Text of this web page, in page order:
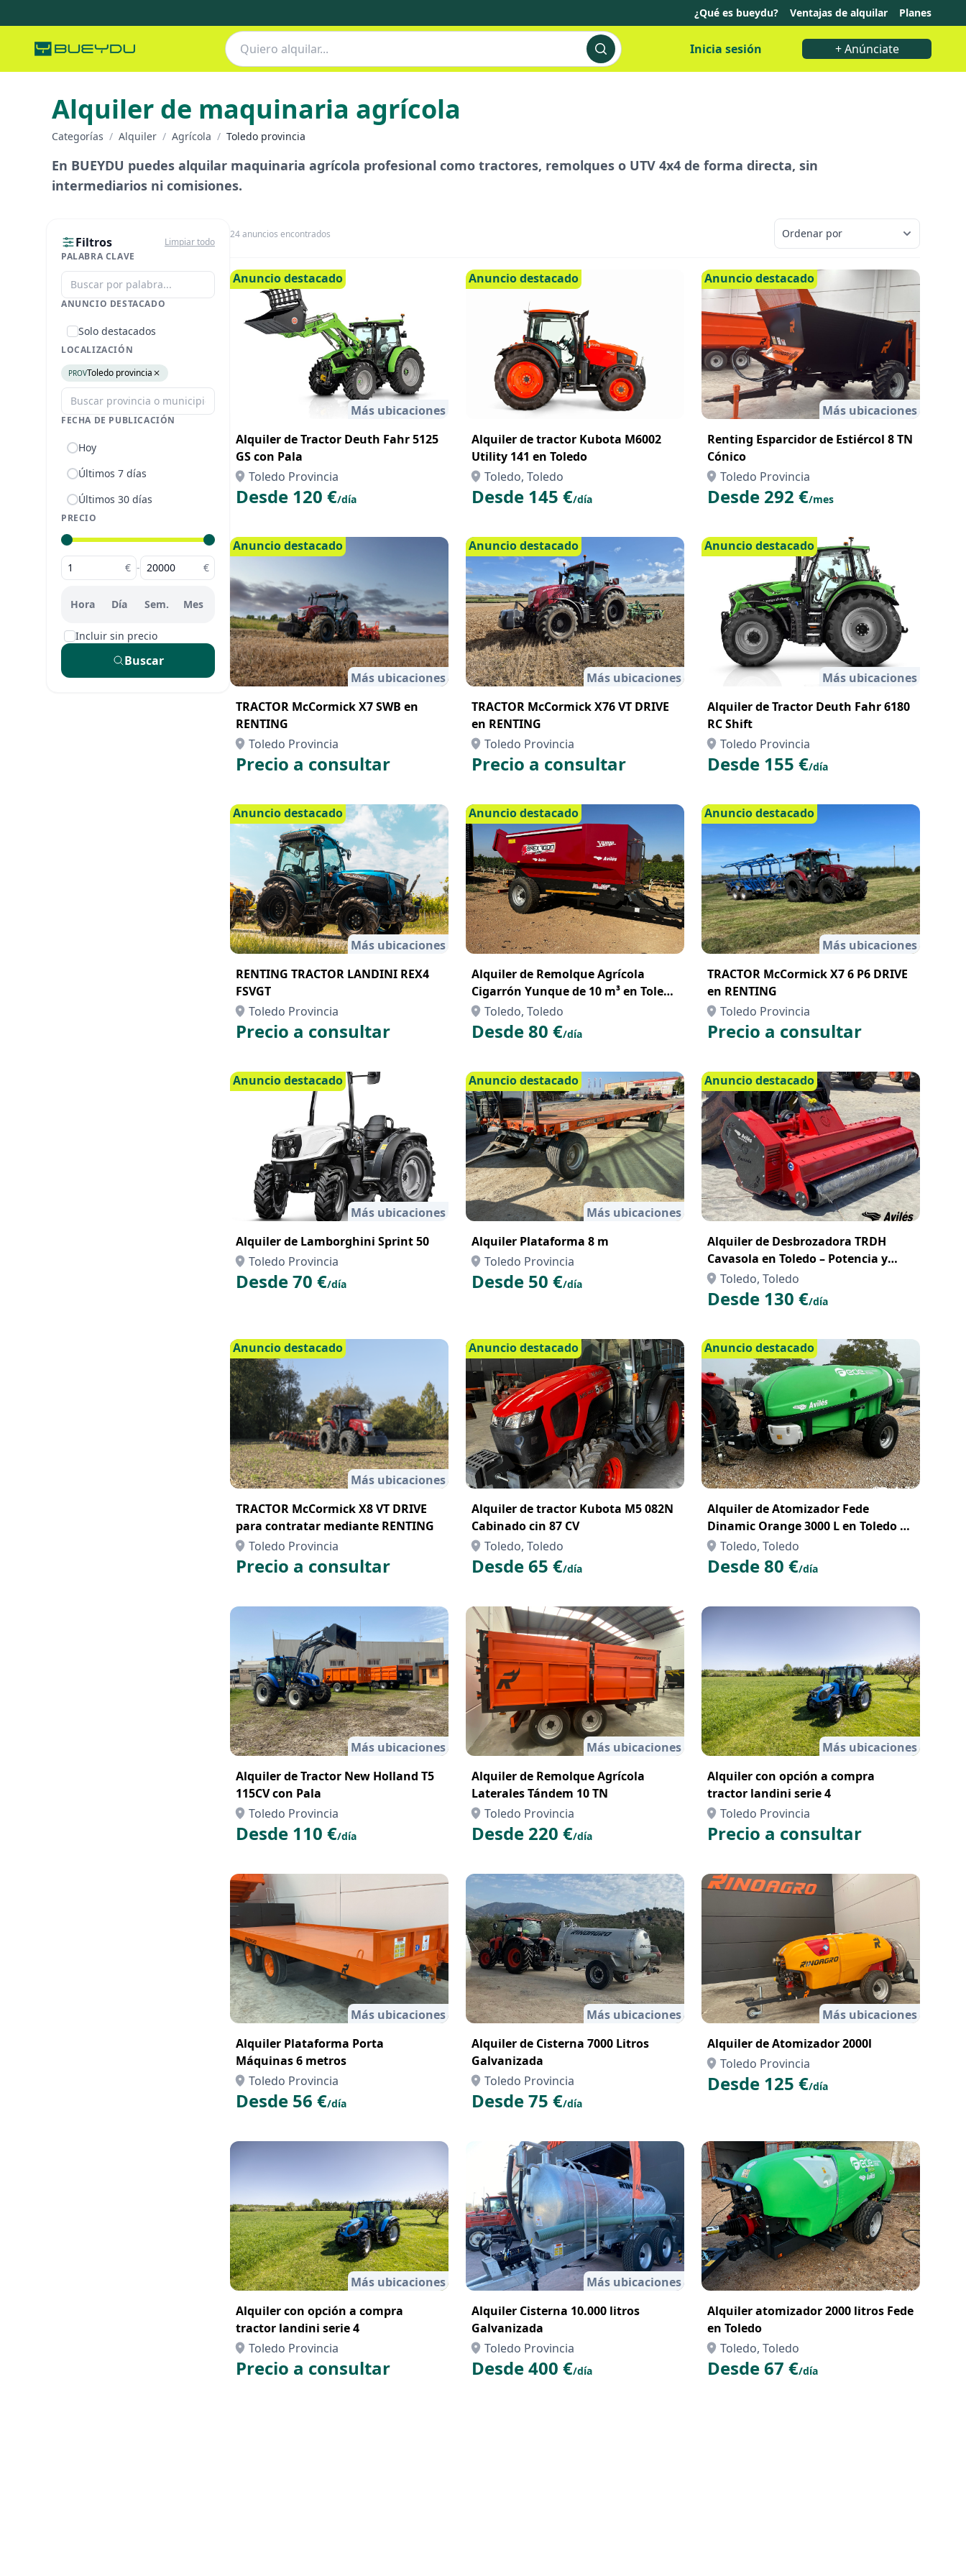
¿Qué es bueydu? Ventajas de alquilar Planes
Inicia sesión + Anúnciate
Alquiler de maquinaria agrícola
Categorías / Alquiler / Agrícola / Toledo provincia
En BUEYDU puedes alquilar maquinaria agrícola profesional como tractores, remolques o UTV 4x4 de forma directa, sin
intermediarios ni comisiones.
Filtros
Limpiar todo
PALABRA CLAVE
ANUNCIO DESTACADO
Solo destacados
LOCALIZACIÓN
PROVToledo provincia
FECHA DE PUBLICACIÓN
Hoy
Últimos 7 días
Últimos 30 días
PRECIO
€ - €
Hora Día Sem. Mes
Incluir sin precio
Buscar
24anuncios encontrados
Anuncio destacado
Más ubicaciones
Alquiler de Tractor Deuth Fahr 5125
GS con Pala
Toledo Provincia
Desde 120 €/día
Anuncio destacado
Alquiler de tractor Kubota M6002
Utility 141 en Toledo
Toledo, Toledo
Desde 145 €/día
Anuncio destacado
Más ubicaciones
Renting Esparcidor de Estiércol 8 TN
Cónico
Toledo Provincia
Desde 292 €/mes
Anuncio destacado
Más ubicaciones
TRACTOR McCormick X7 SWB en
RENTING
Toledo Provincia
Precio a consultar
Anuncio destacado
Más ubicaciones
TRACTOR McCormick X76 VT DRIVE
en RENTING
Toledo Provincia
Precio a consultar
Anuncio destacado
Más ubicaciones
Alquiler de Tractor Deuth Fahr 6180
RC Shift
Toledo Provincia
Desde 155 €/día
Anuncio destacado
Más ubicaciones
RENTING TRACTOR LANDINI REX4
FSVGT
Toledo Provincia
Precio a consultar
Anuncio destacado
Alquiler de Remolque Agrícola
Cigarrón Yunque de 10 m³ en Toledo
– Resistencia y Capacidad para el
Campo
Toledo, Toledo
Desde 80 €/día
Anuncio destacado
Más ubicaciones
TRACTOR McCormick X7 6 P6 DRIVE
en RENTING
Toledo Provincia
Precio a consultar
Anuncio destacado
Más ubicaciones
Alquiler de Lamborghini Sprint 50
Toledo Provincia
Desde 70 €/día
Anuncio destacado
Más ubicaciones
Alquiler Plataforma 8 m
Toledo Provincia
Desde 50 €/día
Anuncio destacado
Alquiler de Desbrozadora TRDH
Cavasola en Toledo – Potencia y
Precisión para el Desbroce
Profesional
Toledo, Toledo
Desde 130 €/día
Anuncio destacado
Más ubicaciones
TRACTOR McCormick X8 VT DRIVE
para contratar mediante RENTING
Toledo Provincia
Precio a consultar
Anuncio destacado
Alquiler de tractor Kubota M5 082N
Cabinado cin 87 CV
Toledo, Toledo
Desde 65 €/día
Anuncio destacado
Alquiler de Atomizador Fede
Dinamic Orange 3000 L en Toledo –
Eficiencia y Precisión para tus
Tratamientos Agrícolas
Toledo, Toledo
Desde 80 €/día
Más ubicaciones
Alquiler de Tractor New Holland T5
115CV con Pala
Toledo Provincia
Desde 110 €/día
Más ubicaciones
Alquiler de Remolque Agrícola
Laterales Tándem 10 TN
Toledo Provincia
Desde 220 €/día
Más ubicaciones
Alquiler con opción a compra
tractor landini serie 4
Toledo Provincia
Precio a consultar
Más ubicaciones
Alquiler Plataforma Porta
Máquinas 6 metros
Toledo Provincia
Desde 56 €/día
Más ubicaciones
Alquiler de Cisterna 7000 Litros
Galvanizada
Toledo Provincia
Desde 75 €/día
Más ubicaciones
Alquiler de Atomizador 2000l
Toledo Provincia
Desde 125 €/día
Más ubicaciones
Alquiler con opción a compra
tractor landini serie 4
Toledo Provincia
Precio a consultar
Más ubicaciones
Alquiler Cisterna 10.000 litros
Galvanizada
Toledo Provincia
Desde 400 €/día
Alquiler atomizador 2000 litros Fede
en Toledo
Toledo, Toledo
Desde 67 €/día